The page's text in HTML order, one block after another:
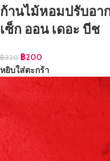
ก้านไม้หอมปรับอา
เซ็ก ออน เดอะ บีช
฿320 ฿200
หยิบใส่ตะกร้า